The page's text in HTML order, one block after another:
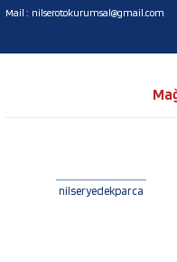
Mail : nilserotokurumsal@gmail.com
nilseryedekparca